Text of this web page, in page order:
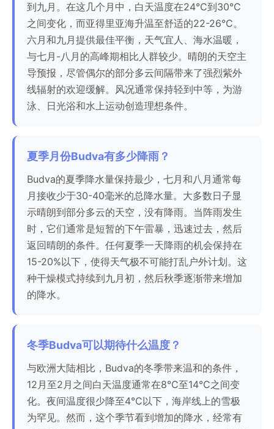
到九月。在这几个月中，白天温度在24°C到30°C
之间变化，而亚得里亚海升温至舒适的22-26°C。
六月和九月提供最佳平衡，天气宜人、海水温暖，
与七月-八月的高峰期相比人群较少。晴朗的天空主
导预报，尽管偶尔的部分多云间隔带来了强烈紫外
线辐射的欢迎缓解。风况通常保持轻到中等，为游
泳、日光浴和水上运动创造理想条件。
夏季月份Budva有多少降雨？
Budva的夏季降水量保持最少，七月和八月通常每
月接收少于30-40毫米的总降水量。大多数日子显
示晴朗到部分多云的天空，没有降雨。当阵雨发生
时，它们通常是短暂的下午雷暴，迅速过去，然后
返回晴朗的条件。任何夏季一天降雨的机会保持在
15-20%以下，使得天气极不可能打乱户外计划。这
种干燥模式持续到九月初，然后秋季逐渐带来增加
的降水。
冬季Budva可以期待什么温度？
与欧洲大陆相比，Budva的冬季带来温和的条件，
12月至2月之间白天温度通常在8°C至14°C之间变
化。夜间温度很少降至4°C以下，海岸线上的雪极
为罕见。然而，这个季节看到增加的降水，经常有